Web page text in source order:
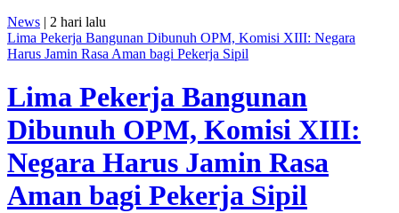
News | 2 hari lalu
Lima Pekerja Bangunan Dibunuh OPM, Komisi XIII: Negara
Harus Jamin Rasa Aman bagi Pekerja Sipil
Lima Pekerja Bangunan
Dibunuh OPM, Komisi XIII:
Negara Harus Jamin Rasa
Aman bagi Pekerja Sipil